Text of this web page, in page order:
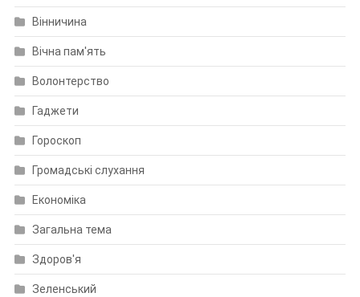
Вінничина
Вічна пам'ять
Волонтерство
Гаджети
Гороскоп
Громадські слухання
Економіка
Загальна тема
Здоров'я
Зеленський